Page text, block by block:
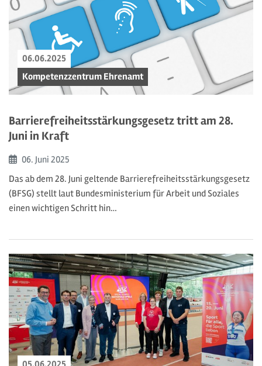
Barrierefreiheitsstärkungsgesetz tritt am 28.
Juni in Kraft
Beginn:
06. Juni 2025
Das ab dem 28. Juni geltende Barrierefreiheitsstärkungsgesetz
(BFSG) stellt laut Bundesministerium für Arbeit und Soziales
einen wichtigen Schritt hin…
06.06.2025
Kompetenzzentrum Ehrenamt